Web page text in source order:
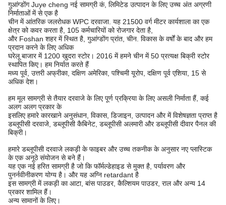
गुआंग्डोंग Juye cheng नई सामग्री कं, लिमिटेड उत्पादन के लिए उच्च अंत अग्रणी
निर्माताओं में से एक है
चीन में आंतरिक जलरोधक WPC दरवाजा. यह 21500 वर्ग मीटर कार्यशाला का एक
क्षेत्र को कवर करता है, 105 कर्मचारियों को रोजगार देता है,
और Foshan शहर में स्थित है, गुआंग्डोंग प्रांत, चीन. विकास के वर्षों के बाद और हम
प्रदान करने के लिए अधिक
घरेलू बाजार में 1200 खुदरा स्टोर। 2016 में हमने चीन में 50 प्रत्यक्ष बिक्री स्टोर
स्थापित किए। हम निर्यात करते हैं
मध्य पूर्व, उत्तरी अफ्रीका, दक्षिण अमेरिका, पश्चिमी यूरोप, दक्षिण पूर्व एशिया, 15 से
अधिक देश।
हम मूल सामग्री से तैयार दरवाजे के लिए पूर्ण प्रक्रिया के लिए असली निर्माता हैं, कई
अलग अलग प्रकार के
इसलिए हमारे कारखाने अनुसंधान, विकास, डिजाइन, उत्पादन और में विशेषज्ञता प्राप्त है
डब्लूपीसी दरवाजे, डब्लूपीसी कैबिनेट, डब्लूपीसी अलमारी और डब्लूपीसी दीवार पैनल की
बिक्री।
हमारे डब्लूपीसी दरवाजे लकड़ी के फाइबर और उच्च तकनीक के अनुसार नए प्लास्टिक
के एक अनूठे संयोजन से बने हैं।
यह एक नई हरित सामग्री है जो कि फॉर्मल्डेहाइड से मुक्त है, पर्यावरण और
पुनर्नवीनीकरण योग्य है। और यह अग्नि retardant है
इस सामग्री में लकड़ी का आटा, बांस पाउडर, कैल्शियम पाउडर, राल और अन्य 14
प्रकार शामिल हैं।
अन्य सामानों के लिए।